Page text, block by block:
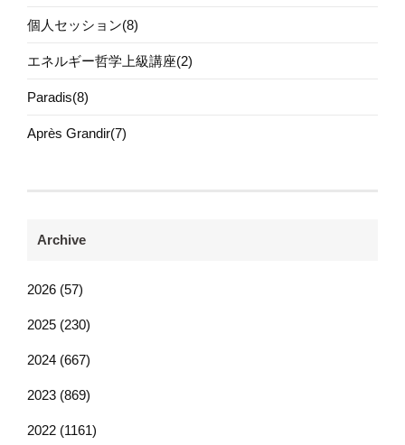
個人セッション(8)
エネルギー哲学上級講座(2)
Paradis(8)
Après Grandir(7)
Archive
2026 (57)
2025 (230)
2024 (667)
2023 (869)
2022 (1161)